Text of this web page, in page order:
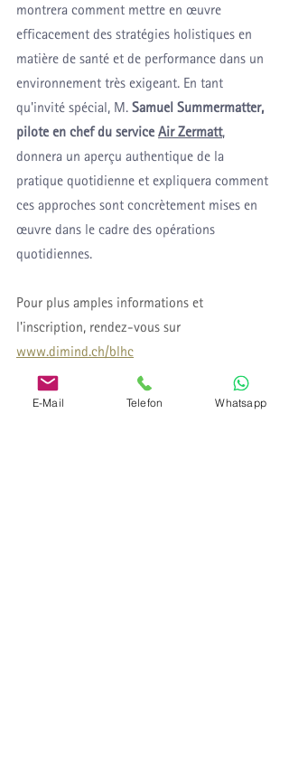
montrera comment mettre en œuvre
efficacement des stratégies holistiques en
matière de santé et de performance dans un
environnement très exigeant. En tant
qu'invité spécial, M. Samuel Summermatter,
pilote en chef du service Air Zermatt,
donnera un aperçu authentique de la
pratique quotidienne et expliquera comment
ces approches sont concrètement mises en
œuvre dans le cadre des opérations
quotidiennes.
Pour plus amples informations et
l'inscription, rendez-vous sur
www.dimind.ch/blhc
E-Mail Telefon Whatsapp